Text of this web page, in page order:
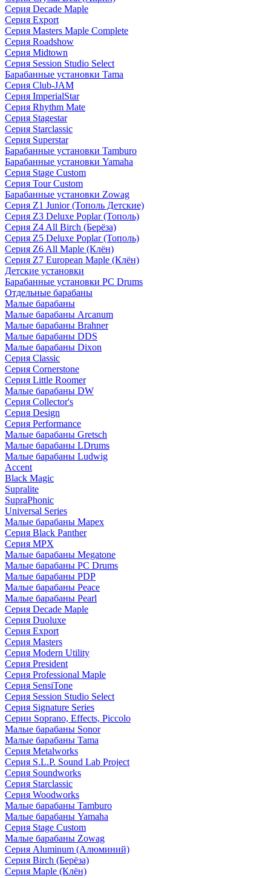
Серия Decade Maple
Серия Export
Серия Masters Maple Complete
Серия Roadshow
Серия Midtown
Серия Session Studio Select
Барабанные установки Tama
Серия Club-JAM
Серия ImperialStar
Серия Rhythm Mate
Серия Stagestar
Серия Starclassic
Серия Superstar
Барабанные установки Tamburo
Барабанные установки Yamaha
Серия Stage Custom
Серия Tour Custom
Барабанные установки Zowag
Серия Z1 Junior (Тополь Детские)
Серия Z3 Deluxe Poplar (Тополь)
Серия Z4 All Birch (Берёза)
Серия Z5 Deluxe Poplar (Тополь)
Серия Z6 All Maple (Клён)
Серия Z7 European Maple (Клён)
Детские установки
Барабанные установки PC Drums
Отдельные барабаны
Малые барабаны
Малые барабаны Arcanum
Малые барабаны Brahner
Малые барабаны DDS
Малые барабаны Dixon
Серия Classic
Серия Cornerstone
Серия Little Roomer
Малые барабаны DW
Серия Collector's
Серия Design
Серия Performance
Малые барабаны Gretsch
Малые барабаны LDrums
Малые барабаны Ludwig
Accent
Black Magic
Supralite
SupraPhonic
Universal Series
Малые барабаны Mapex
Серия Black Panther
Серия MPX
Малые барабаны Megatone
Малые барабаны PC Drums
Малые барабаны PDP
Малые барабаны Peace
Малые барабаны Pearl
Серия Decade Maple
Серия Duoluxe
Серия Export
Серия Masters
Серия Modern Utility
Серия President
Серия Professional Maple
Серия SensiTone
Серия Session Studio Select
Серия Signature Series
Серии Soprano, Effects, Piccolo
Малые барабаны Sonor
Малые барабаны Tama
Серия Metalworks
Серия S.L.P. Sound Lab Project
Серия Soundworks
Серия Starclassic
Серия Woodworks
Малые барабаны Tamburo
Малые барабаны Yamaha
Серия Stage Custom
Малые барабаны Zowag
Серия Aluminum (Алюминий)
Серия Birch (Берёза)
Серия Maple (Клён)